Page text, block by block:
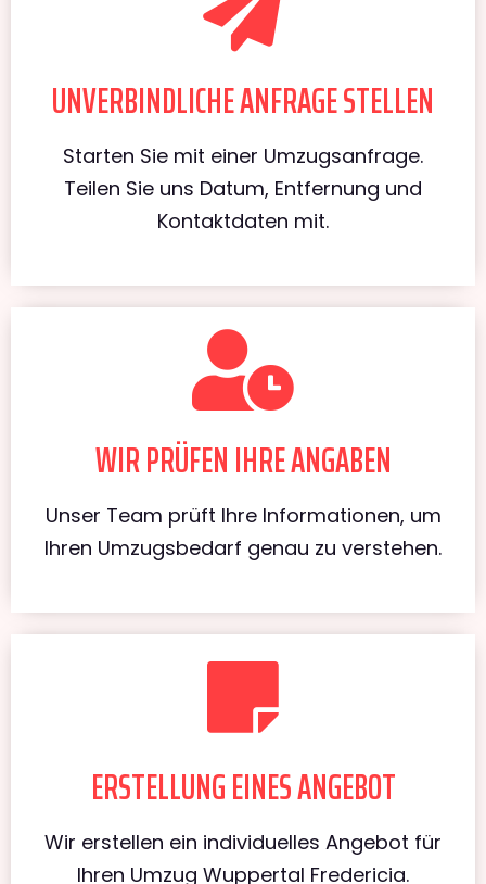
UNVERBINDLICHE ANFRAGE STELLEN
Starten Sie mit einer Umzugsanfrage.
Teilen Sie uns Datum, Entfernung und
Kontaktdaten mit.
WIR PRÜFEN IHRE ANGABEN
Unser Team prüft Ihre Informationen, um
Ihren Umzugsbedarf genau zu verstehen.
ERSTELLUNG EINES ANGEBOT
Wir erstellen ein individuelles Angebot für
Ihren Umzug Wuppertal Fredericia.